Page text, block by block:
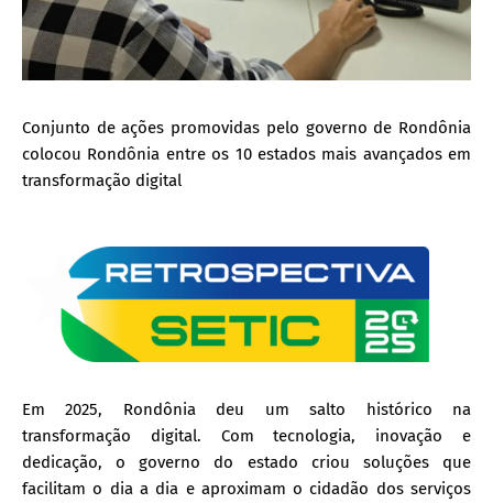
Conjunto de ações promovidas pelo governo de Rondônia
colocou Rondônia entre os 10 estados mais avançados em
transformação digital
Em 2025, Rondônia deu um salto histórico na
transformação digital. Com tecnologia, inovação e
dedicação, o governo do estado criou soluções que
facilitam o dia a dia e aproximam o cidadão dos serviços